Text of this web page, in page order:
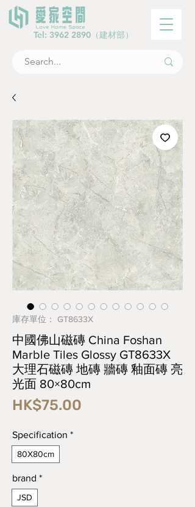
Tel: 3962 2890 （建材部）
庫存單位： GT8633X
中國佛山磁磚 China Foshan
Marble Tiles Glossy GT8633X
大理石磁磚 地磚 牆磚 釉面磚 亮
光面 80×80cm
HK$75.00
Specification *
80X80cm
brand *
JSD